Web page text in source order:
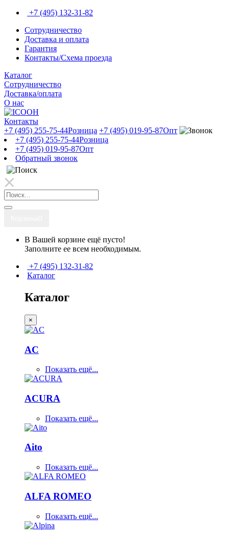
+7 (495) 132-31-82
Сотрудничество
Доставка и оплата
Гарантия
Контакты/Схема проезда
Каталог
Сотрудничество
Доставка/оплата
О нас
Контакты
+7 (495) 255-75-44Розница +7 (495) 019-95-87Опт
+7 (495) 255-75-44Розница
+7 (495) 019-95-87Опт
Обратный звонок
В Вашей корзине ещё пусто!
Заполните ее всем необходимым.
+7 (495) 132-31-82
Каталог
Каталог
×
AC
Показать ещё...
ACURA
Показать ещё...
Aito
Показать ещё...
ALFA ROMEO
Показать ещё...